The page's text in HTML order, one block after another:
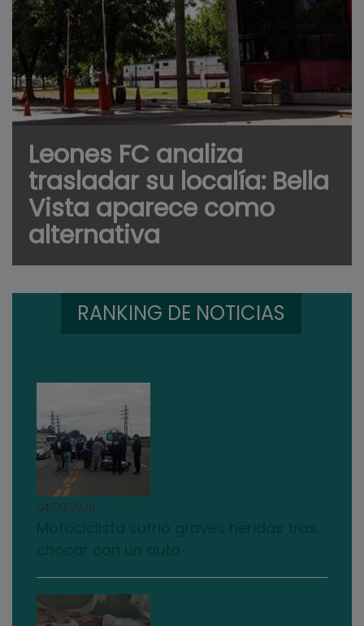
Leones FC analiza
trasladar su localía: Bella
Vista aparece como
alternativa
RANKING DE NOTICIAS
04/08/2026